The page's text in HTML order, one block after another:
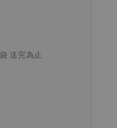
送完為止